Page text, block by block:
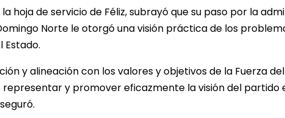
hoja de servicio de Féliz, subrayó que su paso por la
Norte le otorgó una visión práctica de los
Estado.
y alineación con los valores y objetivos de la Fuerza
representar y promover eficazmente la visión del partido